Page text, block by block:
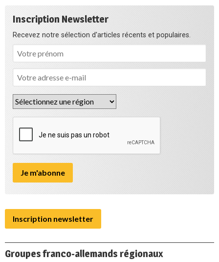
Inscription Newsletter
Recevez notre sélection d'articles récents et populaires.
Inscription newsletter
Groupes franco-allemands régionaux